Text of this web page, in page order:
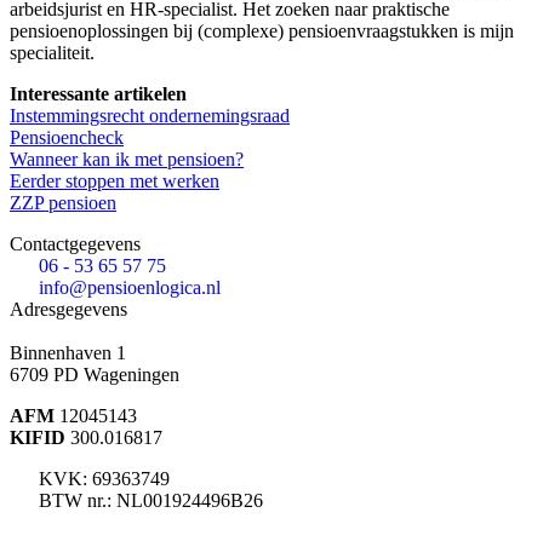
arbeidsjurist en HR-specialist. Het zoeken naar praktische
pensioenoplossingen bij (complexe) pensioenvraagstukken is mijn
specialiteit.
Interessante artikelen
Instemmingsrecht ondernemingsraad
Pensioencheck
Wanneer kan ik met pensioen?
Eerder stoppen met werken
ZZP pensioen
Contactgegevens
06 - 53 65 57 75
info@pensioenlogica.nl
Adresgegevens
Binnenhaven 1
6709 PD Wageningen
AFM 12045143
KIFID 300.016817
KVK: 69363749
BTW nr.: NL001924496B26